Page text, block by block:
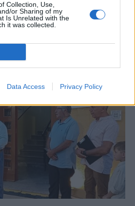
Collection, Use,
or Sharing of my
Is Unrelated with the
it was collected.
Data Access Privacy Policy
και Ομάν συμφώνησαν στη
εκκρεμούν κρίσιμες